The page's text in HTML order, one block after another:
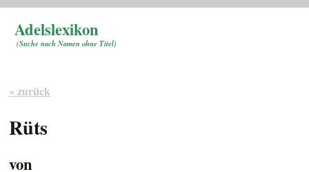
Adelslexikon
(Suche nach Namen ohne Titel)
« zurück
Rüts
von